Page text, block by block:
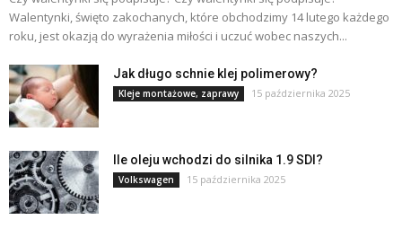
Walentynki, święto zakochanych, które obchodzimy 14 lutego każdego
roku, jest okazją do wyrażenia miłości i uczuć wobec naszych...
Jak długo schnie klej polimerowy?
Kleje montażowe, zaprawy 15 października 2025
Ile oleju wchodzi do silnika 1.9 SDI?
Volkswagen 15 października 2025